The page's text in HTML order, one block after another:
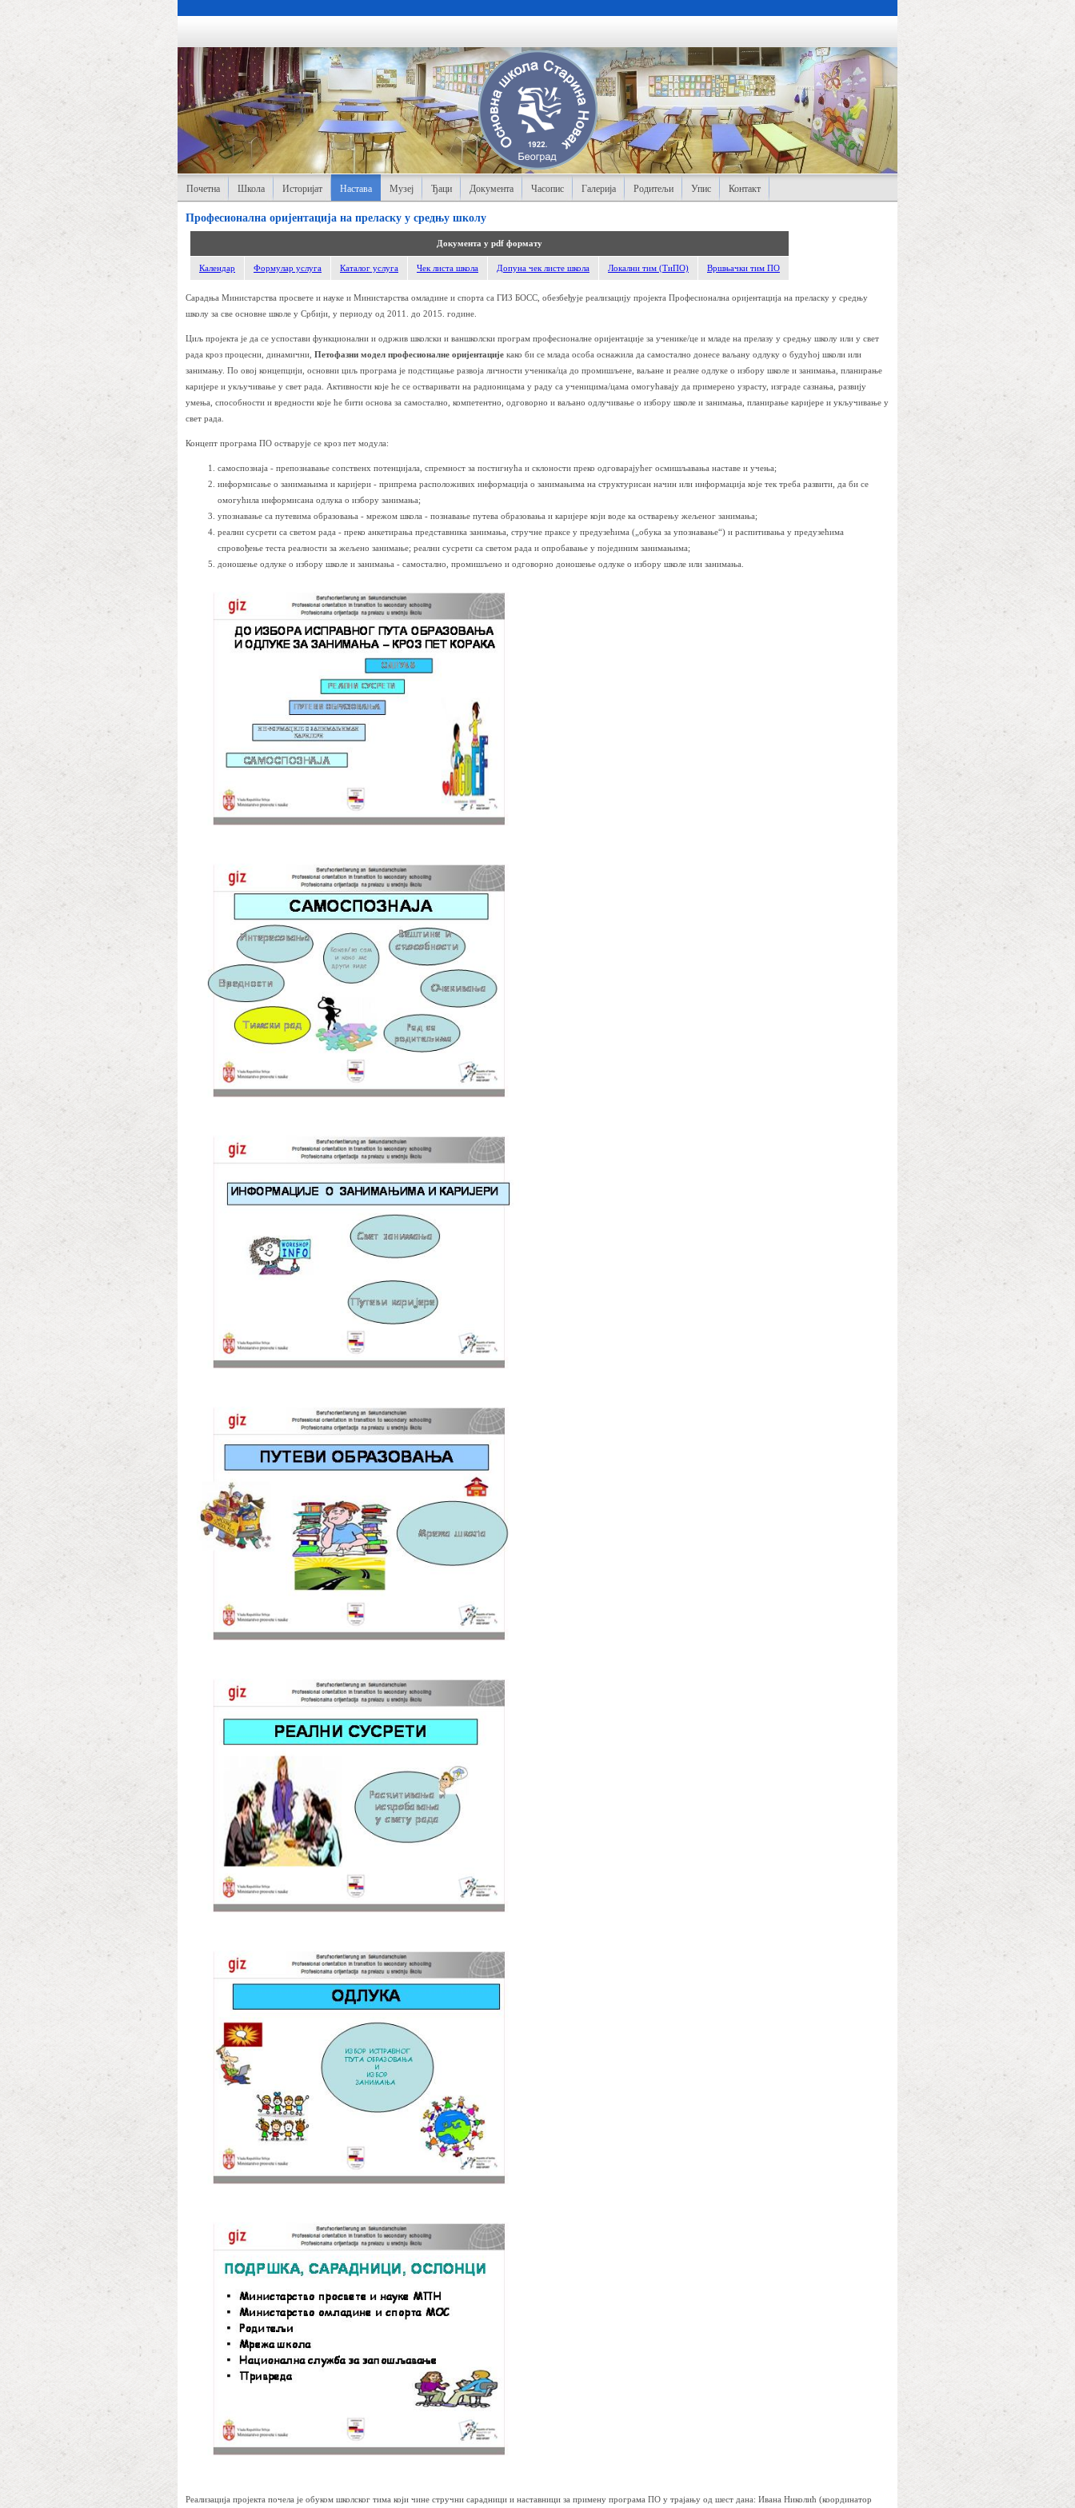
Почетна Школа Историјат Настава Музеј Ђаци Документа Часопис Галерија Родитељи Упис Контакт
Професионална оријентација на преласку у средњу школу
Документа у pdf формату
Календар Формулар услуга Каталог услуга Чек листа школа Допуна чек листе школа Локални тим (ТиПО) Вршњачки тим ПО
Сарадња Министарства просвете и науке и Министарства омладине и спорта са ГИЗ БОСС, обезбеђује реализацију пројекта Професионална оријентација на преласку у средњу
школу за све основне школе у Србији, у периоду од 2011. до 2015. године.
Циљ пројекта је да се успостави функционални и одржив школски и ваншколски програм професионалне оријентације за ученике/це и младе на прелазу у средњу школу или у свет
рада кроз процесни, динамични, Петофазни модел професионалне оријентације како би се млада особа оснажила да самостално донесе ваљану одлуку о будућој школи или
занимању. По овој концепцији, основни циљ програма је подстицање развоја личности ученика/ца до промишљене, ваљане и реалне одлуке о избору школе и занимања, планирање
каријере и укључивање у свет рада. Активности које ће се остваривати на радионицама у раду са ученицима/цама омогућавају да примерено узрасту, изграде сазнања, развију
умења, способности и вредности које ће бити основа за самостално, компетентно, одговорно и ваљано одлучивање о избору школе и занимања, планирање каријере и укључивање у
свет рада.
Концепт програма ПО остварује се кроз пет модула:
самоспознаја - препознавање сопственх потенцијала, спремност за постигнућа и склоности преко одговарајућег осмишљавања наставе и учења;
информисање о занимањима и каријери - припрема расположивих информација о занимањима на структурисан начин или информација које тек треба развити, да би се
омогућила информисана одлука о избору занимања;
упознавање са путевима образовања - мрежом школа - познавање путева образовања и каријере који воде ка остварењу жељеног занимања;
реални сусрети са светом рада - преко анкетирања представника занимања, стручне праксе у предузећима („обука за упознавање“) и распитивања у предузећима
спровођење теста реалности за жељено занимање; реални сусрети са светом рада и опробавање у појединим занимањима;
доношење одлуке о избору школе и занимања - самостално, промишљено и одговорно доношење одлуке о избору школе или занимања.
Реализација пројекта почела је обуком школског тима који чине стручни сарадници и наставници за примену програма ПО у трајању од шест дана: Ивана Николић (координатор